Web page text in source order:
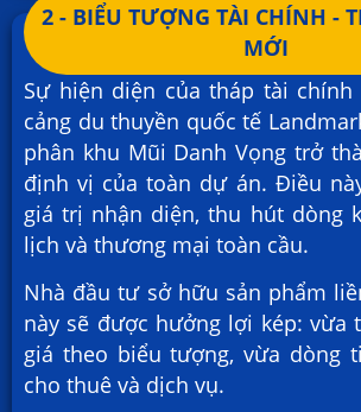
2 - BIỂU TƯỢNG TÀI CHÍNH -
MỚI
Sự hiện diện của tháp tài chính
cảng du thuyền quốc tế
phân khu Mũi Danh Vọng trở
định vị của toàn dự án. Điều
giá trị nhận diện, thu hút dòng
lịch và thương mại toàn cầu.
Nhà đầu tư sở hữu sản phẩm
này sẽ được hưởng lợi kép: vừa
giá theo biểu tượng, vừa dòng
cho thuê và dịch vụ.